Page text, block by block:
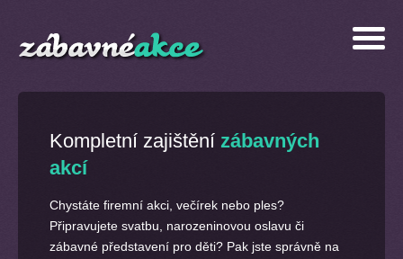
Kompletní zajištění zábavných
akcí
Chystáte firemní akci, večírek nebo ples?
Připravujete svatbu, narozeninovou oslavu či
zábavné představení pro děti? Pak jste správně na